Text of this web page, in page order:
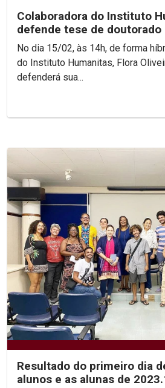
Colaboradora do Instituto
defende tese de
No dia 15/02, às 14h, de forma
do Instituto Humanitas, Flora
defenderá sua...
Resultado do primeiro dia
alunos e as alunas de